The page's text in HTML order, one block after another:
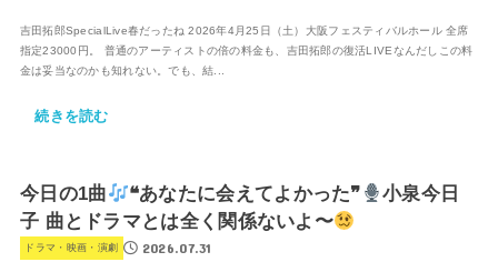
吉田拓郎SpecialLive春だったね 2026年4月25日（土）大阪フェスティバルホール 全席
指定23000円。 普通のアーティストの倍の料金も、吉田拓郎の復活LIVEなんだしこの料
金は妥当なのかも知れない。でも、結...
続きを読む
今日の1曲 ❝あなたに会えてよかった❞
小泉今日
子 曲とドラマとは全く関係ないよ〜
ドラマ・映画・演劇 2026.07.31